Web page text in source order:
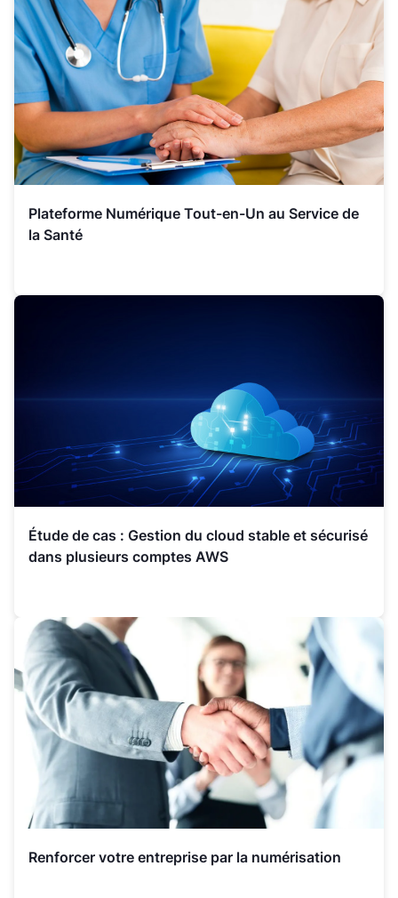
Plateforme Numérique Tout-en-Un au Service de
la Santé
Étude de cas : Gestion du cloud stable et sécurisé
dans plusieurs comptes AWS
Renforcer votre entreprise par la numérisation